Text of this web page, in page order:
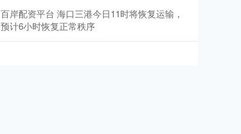
百岸配资平台 海口三港今日11时将恢复运输，
预计6小时恢复正常秩序